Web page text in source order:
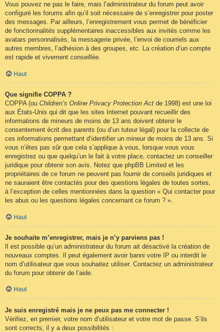
Vous pouvez ne pas le faire, mais l’administrateur du forum peut avoir
configuré les forums afin qu’il soit nécessaire de s’enregistrer pour poster
des messages. Par ailleurs, l’enregistrement vous permet de bénéficier
de fonctionnalités supplémentaires inaccessibles aux invités comme les
avatars personnalisés, la messagerie privée, l’envoi de courriels aux
autres membres, l’adhésion à des groupes, etc. La création d’un compte
est rapide et vivement conseillée.
Haut
Que signifie COPPA ?
COPPA (ou Children’s Online Privacy Protection Act de 1998) est une loi
aux États-Unis qui dit que les sites Internet pouvant recueillir des
informations de mineurs de moins de 13 ans doivent obtenir le
consentement écrit des parents (ou d’un tuteur légal) pour la collecte de
ces informations permettant d’identifier un mineur de moins de 13 ans. Si
vous n’êtes pas sûr que cela s’applique à vous, lorsque vous vous
enregistrez ou que quelqu’un le fait à votre place, contactez un conseiller
juridique pour obtenir son avis. Notez que phpBB Limited et les
propriétaires de ce forum ne peuvent pas fournir de conseils juridiques et
ne sauraient être contactés pour des questions légales de toutes sortes,
à l’exception de celles mentionnées dans la question « Qui contacter pour
les abus ou les questions légales concernant ce forum ? ».
Haut
Je souhaite m’enregistrer, mais je n’y parviens pas !
Il est possible qu’un administrateur du forum ait désactivé la création de
nouveaux comptes. Il peut également avoir banni votre IP ou interdit le
nom d’utilisateur que vous souhaitez utiliser. Contactez un administrateur
du forum pour obtenir de l’aide.
Haut
Je suis enregistré mais je ne peux pas me connecter !
Vérifiez, en premier, votre nom d’utilisateur et votre mot de passe. S’ils
sont corrects, il y a deux possibilités :